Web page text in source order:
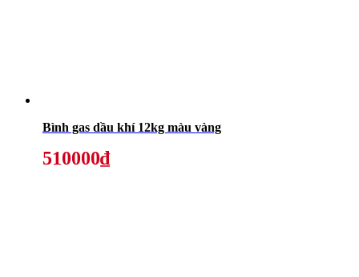
Bình gas dầu khí 12kg màu vàng
510000₫